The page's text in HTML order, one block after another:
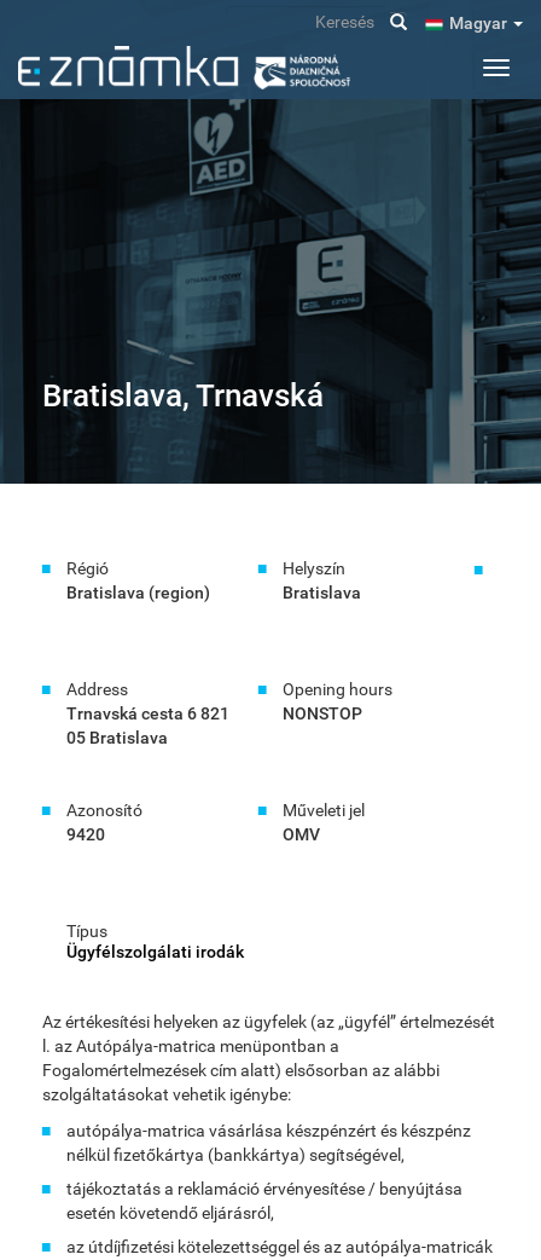
tartalomra
Magyar
Keresés
Bratislava, Trnavská
Régió
Bratislava (region)
Helyszín
Bratislava
Address
Trnavská cesta 6 821
05 Bratislava
Opening hours
NONSTOP
Azonosító
9420
Műveleti jel
OMV
Típus
Ügyfélszolgálati irodák
Az értékesítési helyeken az ügyfelek (az „ügyfél” értelmezését
l. az Autópálya-matrica menüpontban a
Fogalomértelmezések cím alatt) elsősorban az alábbi
szolgáltatásokat vehetik igénybe:
autópálya-matrica vásárlása készpénzért és készpénz
nélkül fizetőkártya (bankkártya) segítségével,
tájékoztatás a reklamáció érvényesítése / benyújtása
esetén követendő eljárásról,
az útdíjfizetési kötelezettséggel és az autópálya-matricák